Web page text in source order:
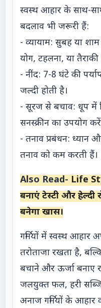
स्वस्थ आहार के साथ-
बदलाव भी जरूरी हैं:
- व्यायाम: सुबह या
योग, टहलना, या
- नींद: 7-8 घंटे की
जल्दी होती है।
- सूरज से बचाव: धूप में
सनस्क्रीन का उपयोग
- तनाव प्रबंधन: ध्यान
तनाव को कम करती हैं।
Also Read- Life
बनाएं टेस्टी और हेल्दी
बनेगा खास।
गर्मियों में स्वस्थ आहार
तरोताजा रखता है,
बचाने और ऊर्जा बनाए
जलयुक्त फल, हरी
अनाज गर्मियों के